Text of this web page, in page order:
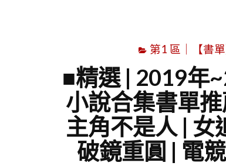
第1 區｜【書
■精選 | 2019年
小說合集書單推
主角不是人 | 女
破鏡重圓 | 電